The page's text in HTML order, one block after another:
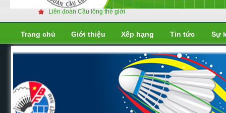
Liên đoàn Cầu lông thế giới
Trang chủ Giới thiệu Xếp hạng Tin tức Sự